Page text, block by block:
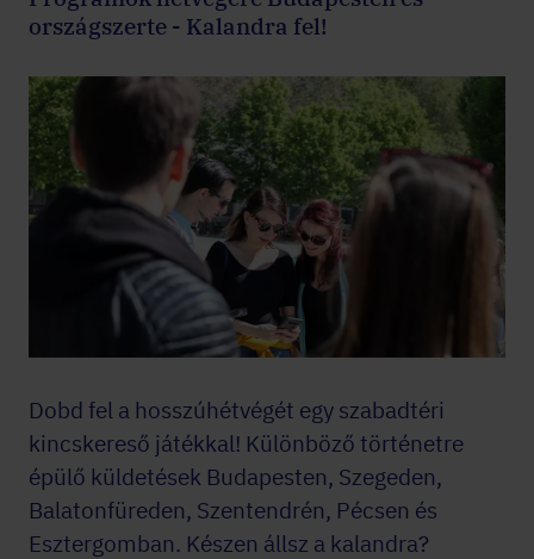
országszerte - Kalandra fel!
Dobd fel a hosszúhétvégét egy szabadtéri
kincskereső játékkal! Különböző történetre
épülő küldetések Budapesten, Szegeden,
Balatonfüreden, Szentendrén, Pécsen és
Esztergomban. Készen állsz a kalandra?